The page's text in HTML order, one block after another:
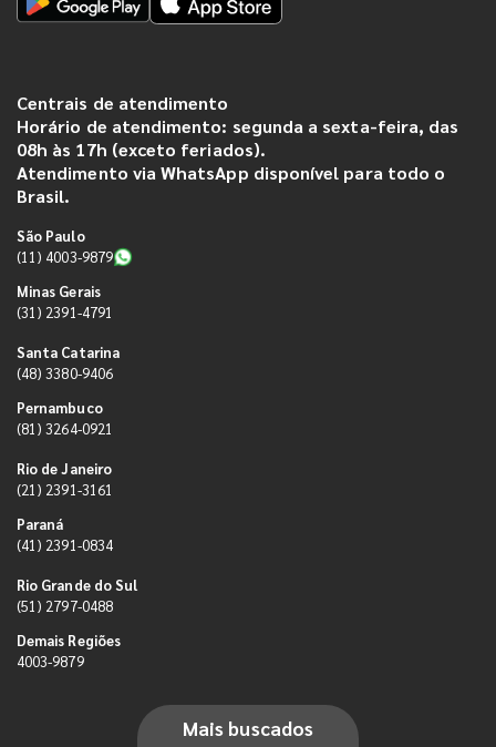
Centrais de atendimento
Horário de atendimento: segunda a sexta-feira, das
08h às 17h (exceto feriados).
Atendimento via WhatsApp disponível para todo o
Brasil.
São Paulo
(11) 4003-9879
Minas Gerais
(31) 2391-4791
Santa Catarina
(48) 3380-9406
Pernambuco
(81) 3264-0921
Rio de Janeiro
(21) 2391-3161
Paraná
(41) 2391-0834
Rio Grande do Sul
(51) 2797-0488
Demais Regiões
4003-9879
Mais buscados